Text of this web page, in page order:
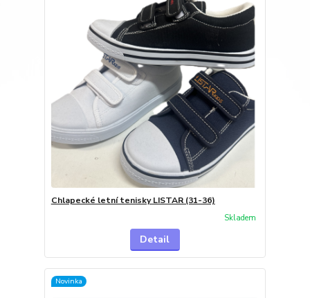
Chlapecké letní tenisky LISTAR (31-36)
Skladem
Detail
Novinka